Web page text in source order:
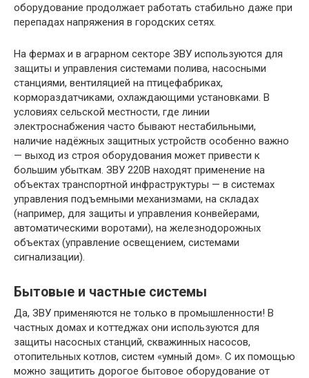
оборудование продолжает работать стабильно даже при
перепадах напряжения в городских сетях.
На фермах и в аграрном секторе ЗВУ используются для
защиты и управления системами полива, насосными
станциями, вентиляцией на птицефабриках,
кормораздатчиками, охлаждающими установками. В
условиях сельской местности, где линии
электроснабжения часто бывают нестабильными,
наличие надёжных защитных устройств особенно важно
— выход из строя оборудования может привести к
большим убыткам. ЗВУ 220В находят применение на
объектах транспортной инфраструктуры — в системах
управления подъемными механизмами, на складах
(например, для защиты и управления конвейерами,
автоматическими воротами), на железнодорожных
объектах (управление освещением, системами
сигнализации).
Бытовые и частные системы
Да, ЗВУ применяются не только в промышленности! В
частных домах и коттеджах они используются для
защиты насосных станций, скважинных насосов,
отопительных котлов, систем «умный дом». С их помощью
можно защитить дорогое бытовое оборудование от